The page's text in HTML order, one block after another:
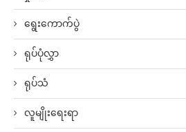
ရွေးကောက်ပွဲ
ရုပ်ပုံလွှာ
ရုပ်သံ
လူမျိုးရေးရာ